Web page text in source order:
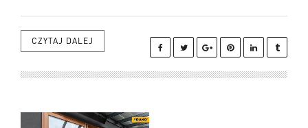
CZYTAJ DALEJ